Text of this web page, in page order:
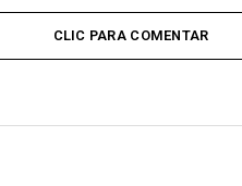
CLIC PARA COMENTAR